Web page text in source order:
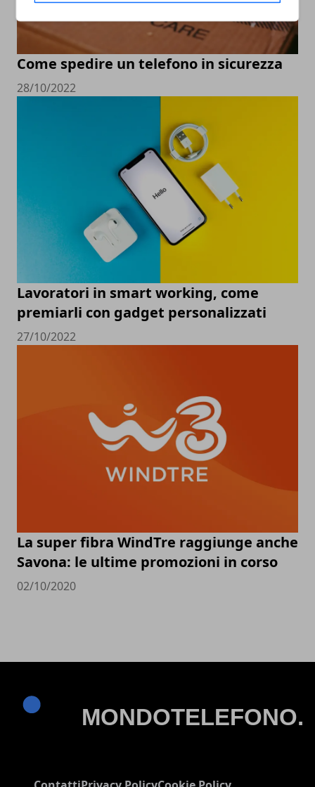
Come spedire un telefono in sicurezza
28/10/2022
Lavoratori in smart working, come
premiarli con gadget personalizzati
27/10/2022
La super fibra WindTre raggiunge anche
Savona: le ultime promozioni in corso
02/10/2020